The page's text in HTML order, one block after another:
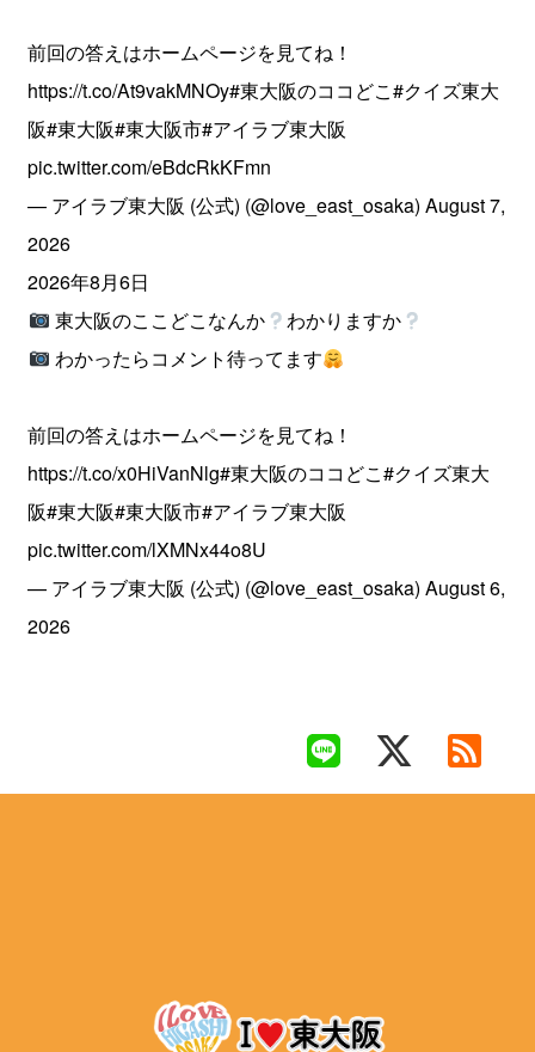
前回の答えはホームページを見てね！
https://t.co/At9vakMNOy#東大阪のココどこ#クイズ東大
阪#東大阪#東大阪市#アイラブ東大阪
pic.twitter.com/eBdcRkKFmn
— アイラブ東大阪 (公式) (@love_east_osaka)August 7,
2026
2026年8月6日
東大阪のここどこなんか
わかりますか
わかったらコメント待ってます
前回の答えはホームページを見てね！
https://t.co/x0HiVanNlg#東大阪のココどこ#クイズ東大
阪#東大阪#東大阪市#アイラブ東大阪
pic.twitter.com/lXMNx44o8U
— アイラブ東大阪 (公式) (@love_east_osaka)August 6,
2026